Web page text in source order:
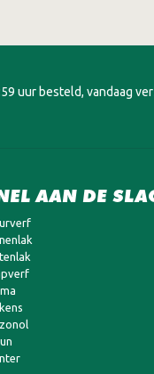
uur besteld, vandaag
AAN DE